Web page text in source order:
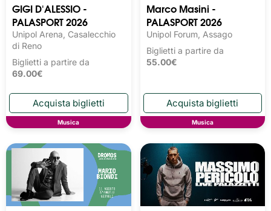
GIGI D'ALESSIO -
PALASPORT 2026
Unipol Arena, Casalecchio
di Reno
Biglietti a partire da
69.00€
Musica
Marco Masini -
PALASPORT 2026
Unipol Forum, Assago
Biglietti a partire da
55.00€
Musica